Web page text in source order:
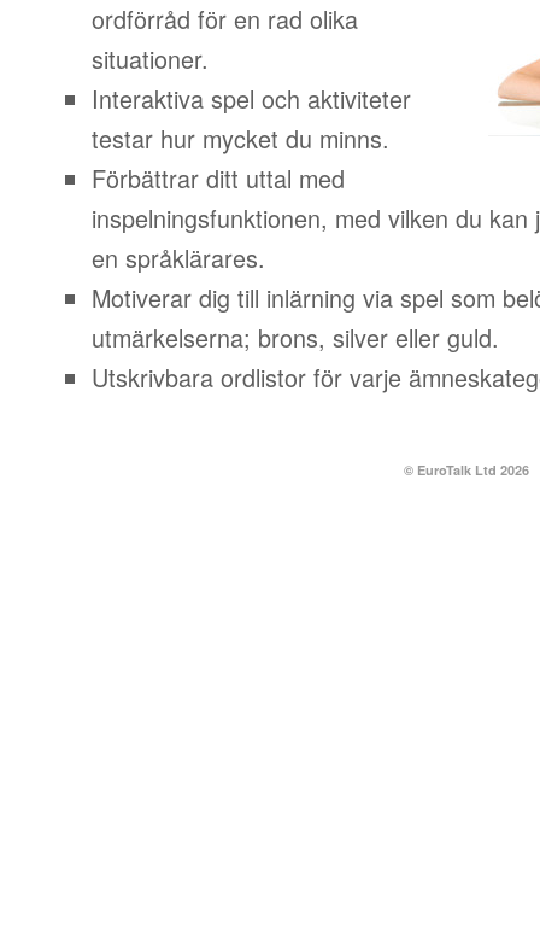
ordförråd för en rad olika
situationer.
Interaktiva spel och aktiviteter
testar hur mycket du minns.
Förbättrar ditt uttal med
inspelningsfunktionen, med vilken du
en språklärares.
Motiverar dig till inlärning via spel som
utmärkelserna; brons, silver eller guld.
Utskrivbara ordlistor för varje
© EuroTalk Ltd 2026